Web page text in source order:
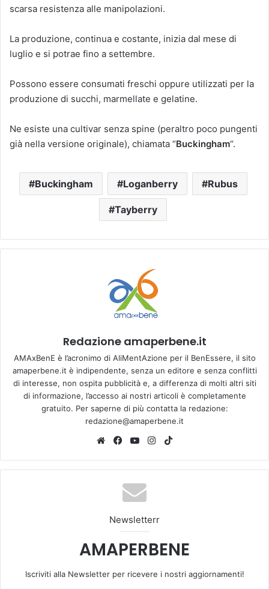
scarsa resistenza alle manipolazioni.
La produzione, continua e costante, inizia dal mese di
luglio e si potrae fino a settembre.
Possono essere consumati freschi oppure utilizzati per la
produzione di succhi, marmellate e gelatine.
Ne esiste una cultivar senza spine (peraltro poco pungenti
già nella versione originale), chiamata “Buckingham“.
Buckingham Loganberry Rubus
Tayberry
Redazione amaperbene.it
AMAxBenE è l’acronimo di AliMentAzione per il BenEssere, il sito
amaperbene.it è indipendente, senza un editore e senza conflitti
di interesse, non ospita pubblicità e, a differenza di molti altri siti
di informazione, l’accesso ai nostri articoli è completamente
gratuito. Per saperne di più contatta la redazione:
redazione@amaperbene.it
We
te
Fa
bo
ok
Yo
Tu
be
Ins
ra
k
Newsletterr
AMAPERBENE
Iscriviti alla Newsletter per ricevere i nostri aggiornamenti!